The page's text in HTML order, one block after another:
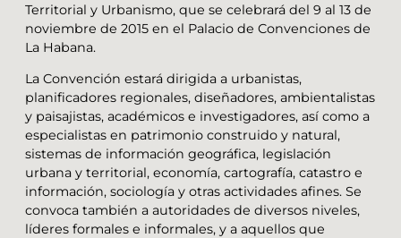
Territorial y Urbanismo, que se celebrará del 9 al 13 de
noviembre de 2015 en el Palacio de Convenciones de
La Habana.
La Convención estará dirigida a urbanistas,
planificadores regionales, diseñadores, ambientalistas
y paisajistas, académicos e investigadores, así como a
especialistas en patrimonio construido y natural,
sistemas de información geográfica, legislación
urbana y territorial, economía, cartografía, catastro e
información, sociología y otras actividades afines. Se
convoca también a autoridades de diversos niveles,
líderes formales e informales, y a aquellos que